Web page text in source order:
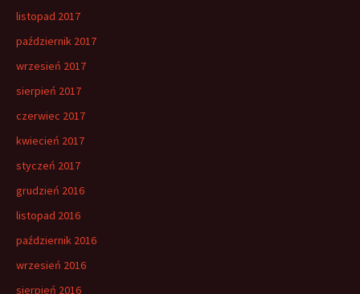
listopad 2017
październik 2017
wrzesień 2017
sierpień 2017
czerwiec 2017
kwiecień 2017
styczeń 2017
grudzień 2016
listopad 2016
październik 2016
wrzesień 2016
sierpień 2016